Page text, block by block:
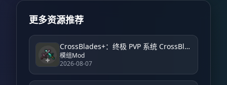
更多资源推荐
CrossBlades+：终极 PVP 系统 CrossBlades+: Ultimate PVP System
模组Mod
2026-08-07